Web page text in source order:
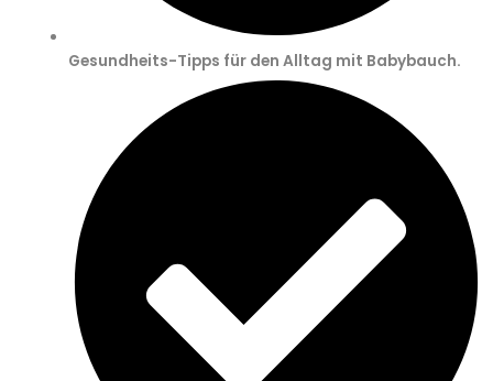
Gesundheits-Tipps für den Alltag mit Babybauch.